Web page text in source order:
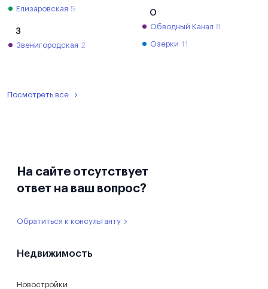
Елизаровская 5
З
Звенигородская 2
О
Обводный Канал 8
Озерки 11
Посмотреть все
На сайте отсутствует
ответ на ваш вопрос?
Обратиться к консультанту
Недвижимость
Новостройки